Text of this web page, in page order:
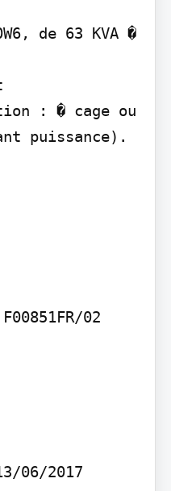
de 63 KVA �
: � cage ou
puissance).
02